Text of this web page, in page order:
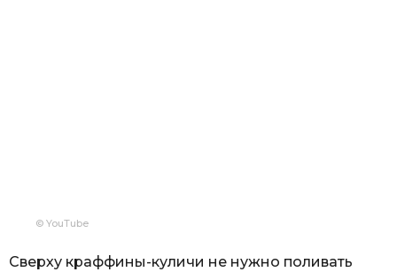
© YouTube
Сверху краффины-куличи не нужно поливать